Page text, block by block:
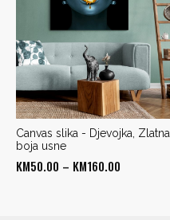
KM160.00
Canvas slika - Djevojka, Zlatna
boja usne
KM50.00 – KM160.00